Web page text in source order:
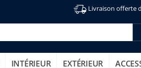
Livraison offerte
INTÉRIEUR EXTÉRIEUR